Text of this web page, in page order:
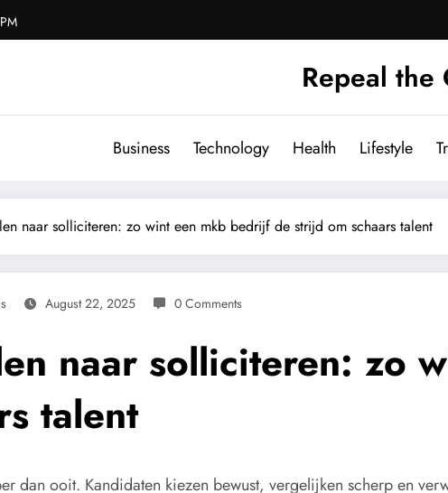
Repeal the
Business Technology Health Lifestyle
naar solliciteren: zo wint een mkb bedrijf de strijd om schaars talent
August 22, 2025 0 Comments
naar solliciteren: zo
talent
dan ooit. Kandidaten kiezen bewust, vergelijken scherp en